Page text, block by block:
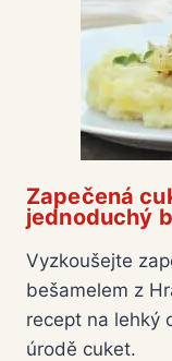
Zapečená
jednoduchý
Vyzkoušejte
bešamelem z
recept na lehký
úrodě cuket.